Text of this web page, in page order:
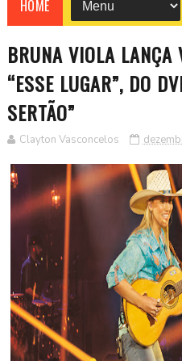
HOME
BRUNA VIOLA
“ESSE LUGAR”, DO
SERTÃO”
Clayton Vasconcelos